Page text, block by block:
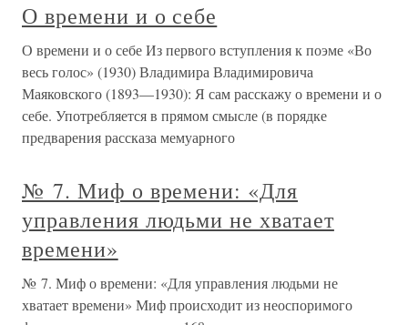
О времени и о себе
О времени и о себе Из первого вступления к поэме «Во
весь голос» (1930) Владимира Владимировича
Маяковского (1893—1930): Я сам расскажу о времени и о
себе. Употребляется в прямом смысле (в порядке
предварения рассказа мемуарного
№ 7. Миф о времени: «Для
управления людьми не хватает
времени»
№ 7. Миф о времени: «Для управления людьми не
хватает времени» Миф происходит из неоспоримого